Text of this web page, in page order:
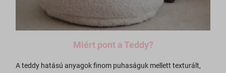
Miért pont a Teddy?
A teddy hatású anyagok finom puhaságuk mellett texturált,